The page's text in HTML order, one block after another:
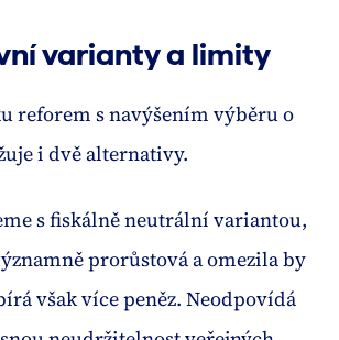
varianty a limity
reforem s navýšením výběru o
i dvě alternativy.
s fiskálně neutrální variantou,
prorůstová a omezila by
však více peněz. Neodpovídá